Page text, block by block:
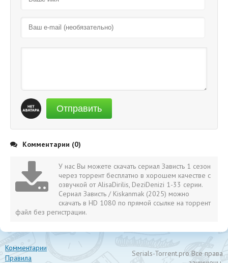
Отправить
Комментарии (0)
У нас Вы можете скачать сериал Зависть 1 сезон
через торрент бесплатно в хорошем качестве с
озвучкой от AlisaDirilis, DeziDenizi 1-33 серии.
Сериал Зависть / Kiskanmak (2025) можно
скачать в HD 1080 по прямой ссылке на торрент
файл без регистрации.
Комментарии
Правила
Serials-Torrent.pro Все права